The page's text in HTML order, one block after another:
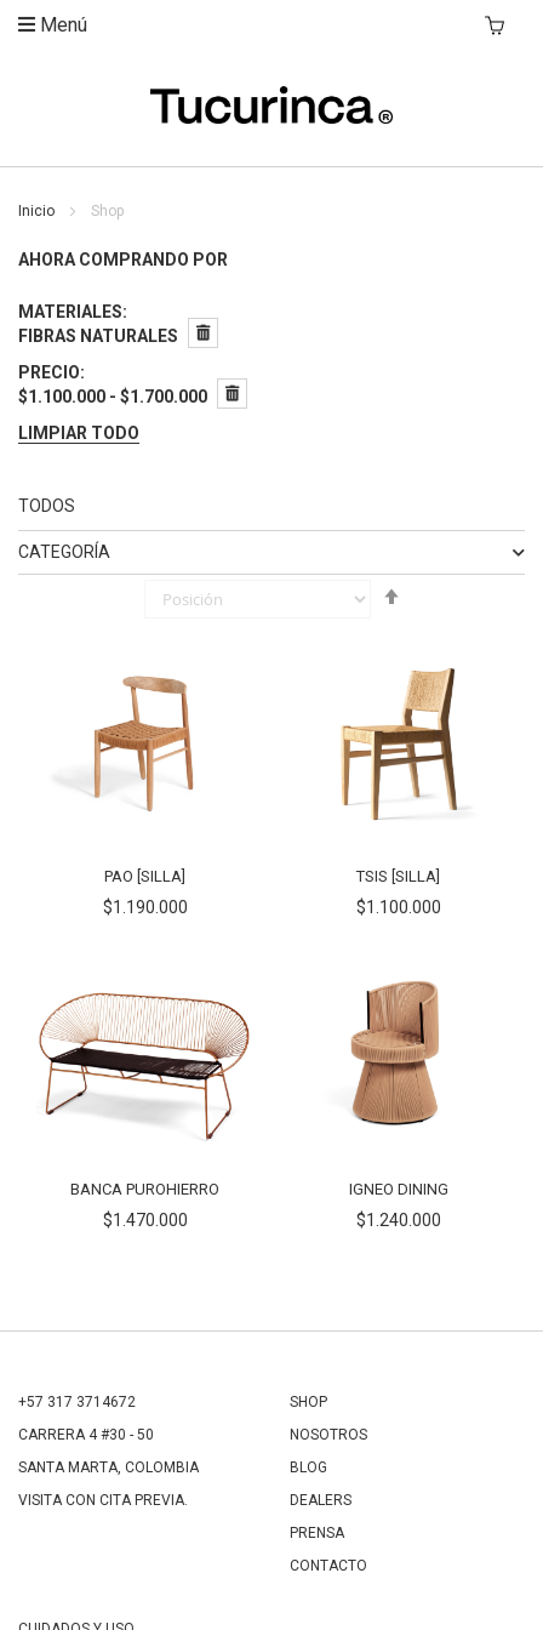
Menú Mi
Inicio Shop
AHORA COMPRANDO POR
MATERIALES
FIBRAS NATURALES
PRECIO
$1.100.000 - $1.700.000
LIMPIAR TODO
TODOS
CATEGORÍA
ELEMENTO
PAO [SILLA]
$1.190.000
TSIS [SILLA]
$1.100.000
BANCA PUROHIERRO
$1.470.000
IGNEO DINING
$1.240.000
+57 317 3714672
CARRERA 4 #30 - 50
SANTA MARTA, COLOMBIA
VISITA CON CITA PREVIA.
SHOP
NOSOTROS
BLOG
DEALERS
PRENSA
CONTACTO